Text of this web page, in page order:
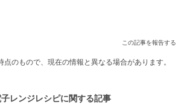
この記事を報告する
のもので、現在の情報と異なる場合があります。
レンジレシピに関する記事